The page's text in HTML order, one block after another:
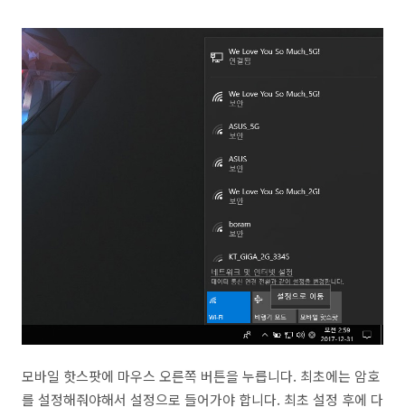
모바일 핫스팟에 마우스 오른쪽 버튼을 누릅니다. 최초에는 암호
를 설정해줘야해서 설정으로 들어가야 합니다. 최초 설정 후에 다